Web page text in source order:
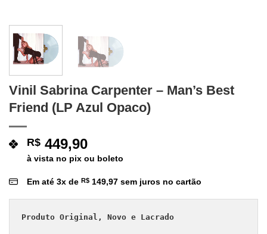
Vinil Sabrina Carpenter – Man’s Best
Friend (LP Azul Opaco)
R$ 449,90
à vista no pix ou boleto
Em até 3x de R$ 149,97 sem juros no cartão
Produto Original, Novo e Lacrado